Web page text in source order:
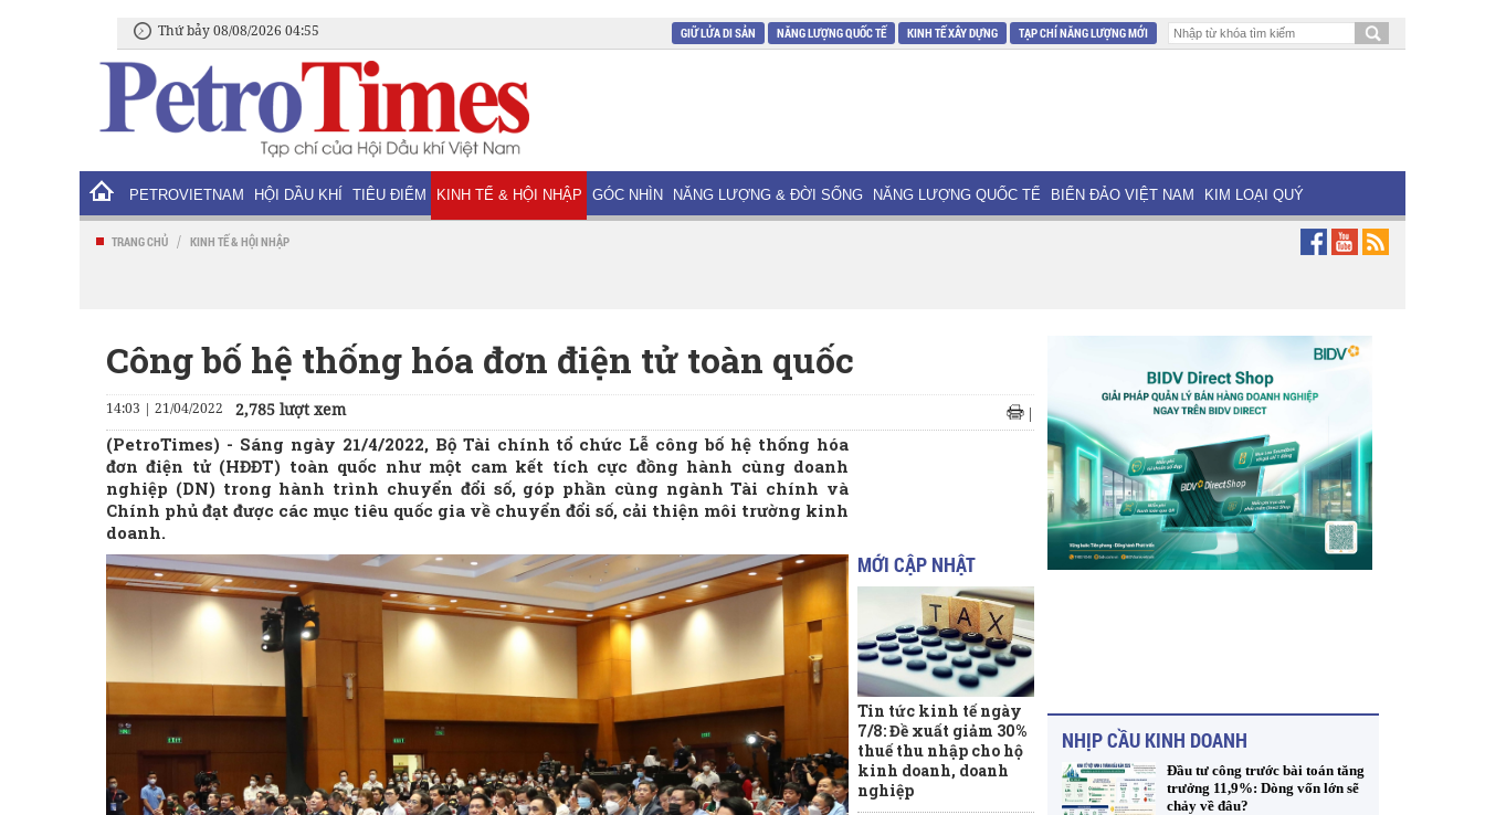
Thứ bảy 08/08/2026 04:55 GIỮ LỬA DI SẢN NĂNG LƯỢNG QUỐC TẾ KINH TẾ XÂY DỰNG TẠP CHÍ NĂNG LƯỢNG MỚI
PETROVIETNAM HỘI DẦU KHÍ TIÊU ĐIỂM KINH TẾ & HỘI NHẬP GÓC NHÌN NĂNG LƯỢNG & ĐỜI SỐNG NĂNG LƯỢNG QUỐC TẾ BIỂN ĐẢO VIỆT NAM KIM LOẠI QUÝ
TRANG CHỦ / KINH TẾ & HỘI NHẬP
Công bố hệ thống hóa đơn điện tử toàn quốc
14:03 | 21/04/2022 2,785 lượt xem |
(PetroTimes) - Sáng ngày 21/4/2022, Bộ Tài chính tổ chức Lễ công bố hệ thống hóa
đơn điện tử (HĐĐT) toàn quốc như một cam kết tích cực đồng hành cùng doanh
nghiệp (DN) trong hành trình chuyển đổi số, góp phần cùng ngành Tài chính và
Chính phủ đạt được các mục tiêu quốc gia về chuyển đổi số, cải thiện môi trường kinh
doanh.
MỚI CẬP NHẬT
Tin tức kinh tế ngày
7/8: Đề xuất giảm 30%
thuế thu nhập cho hộ
kinh doanh, doanh
nghiệp
NHỊP CẦU KINH DOANH
Đầu tư công trước bài toán tăng
trưởng 11,9%: Dòng vốn lớn sẽ
chảy về đâu?